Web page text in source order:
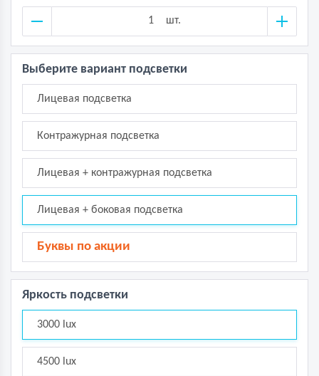
шт.
Выберите вариант подсветки
Лицевая подсветка
Контражурная подсветка
Лицевая + контражурная подсветка
Лицевая + боковая подсветка
Буквы по акции
Яркость подсветки
3000 lux
4500 lux